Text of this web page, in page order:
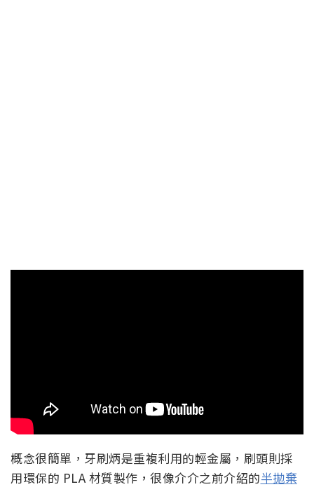
概念很簡單，牙刷炳是重複利用的輕金屬，刷頭則採
用環保的 PLA 材質製作，很像介介之前介紹的半拋棄